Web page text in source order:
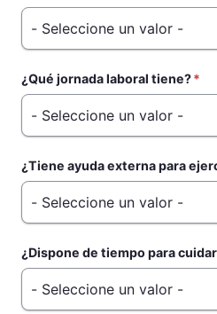
¿Qué jornada laboral tiene?
¿Tiene ayuda externa para
¿Dispone de tiempo para